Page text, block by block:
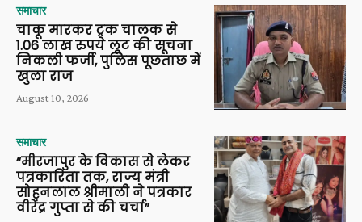
समाचार
चाकू मारकर ट्रक चालक से
1.06 लाख रुपये लूट की सूचना
निकली फर्जी, पुलिस पूछताछ में
खुला राज
August 10, 2026
समाचार
“मीरजापुर के विकास से लेकर
पत्रकारिता तक, राज्य मंत्री
सोहनलाल श्रीमाली ने पत्रकार
वीरेंद्र गुप्ता से की चर्चा”